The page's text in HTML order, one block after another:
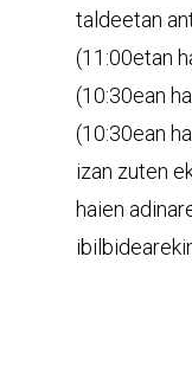
taldeetan
(11:00etan
(10:30ean
(10:30ean
izan zuten
haien